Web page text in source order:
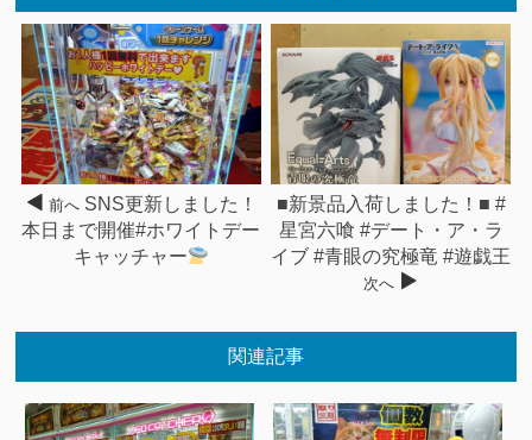
前へ SNS更新しました！
本日まで開催#ホワイトデー
キャッチャー
■新景品入荷しました！■ #
星宮六喰 #デート・ア・ラ
イブ #青眼の究極竜 #遊戯王
次へ
関連記事